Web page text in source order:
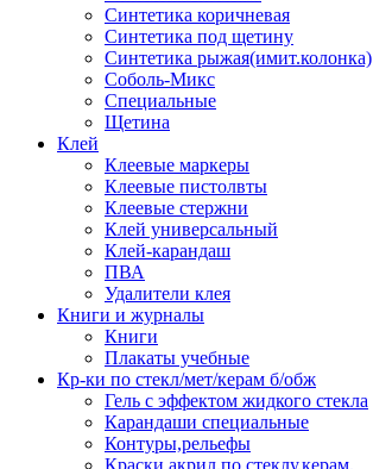
Синтетика коричневая
Синтетика под щетину
Синтетика рыжая(имит.колонка)
Соболь-Микс
Специальные
Щетина
Клей
Клеевые маркеры
Клеевые пистолвты
Клеевые стержни
Клей универсальный
Клей-карандаш
ПВА
Удалители клея
Книги и журналы
Книги
Плакаты учебные
Кр-ки по стекл/мет/керам б/обж
Гель с эффектом жидкого стекла
Карандаши специальные
Контуры,рельефы
Краски акрил.по стеклу,керам.